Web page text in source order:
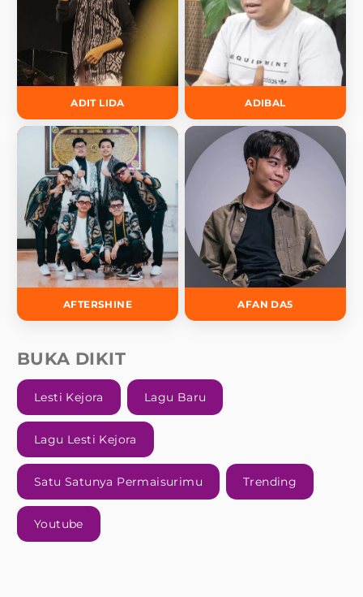
ADIT LIDA ADIBAL
AFTERSHINE AFAN DA5
BUKA DIKIT
Lesti Kejora Lagu Baru
Lagu Lesti Kejora
Satu Satunya Permaisurimu Trending
Youtube